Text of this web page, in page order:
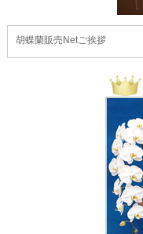
胡蝶蘭販売Netご挨拶